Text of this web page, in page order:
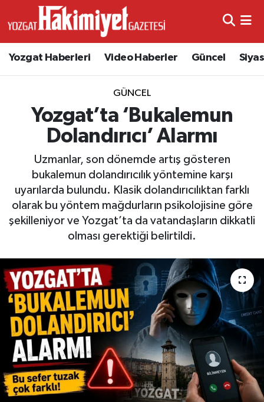
Yozgat Haberleri Video Haberler Güncel
GÜNCEL
Yozgat’ta ‘Bukalemun
Dolandırıcı’ Alarmı
Uzmanlar, son dönemde artış gösteren
bukalemun dolandırıcılık yöntemine karşı
uyarılarda bulundu. Klasik dolandırıcılıktan farklı
olarak bu yöntem mağdurların psikolojisine göre
şekilleniyor ve Yozgat’ta da vatandaşların dikkatli
olması gerektiği belirtildi.